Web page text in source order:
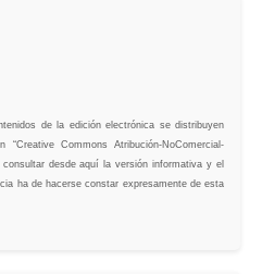
de la edición electrónica se distribuyen
Commons Atribución-NoComercial-
desde aquí la versión informativa y el
ha de hacerse constar expresamente de esta